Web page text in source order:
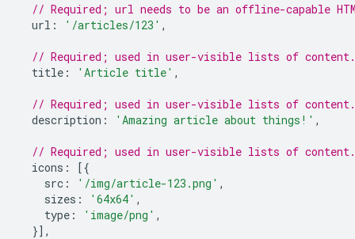
// Required; url needs to be an offline-capable
url : '/articles/123' ,
// Required; used in user-visible lists of content.
title : 'Article title' ,
// Required; used in user-visible lists of content.
description : 'Amazing article about things!' ,
// Required; used in user-visible lists of content.
icons :
[{
src : '/img/article-123.png' ,
sizes : '64x64' ,
type : 'image/png' ,
}],